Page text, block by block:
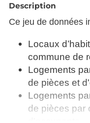
Description
Ce jeu de données
Locaux
commune de
Logements
de pièces et
Logements
de pièces par